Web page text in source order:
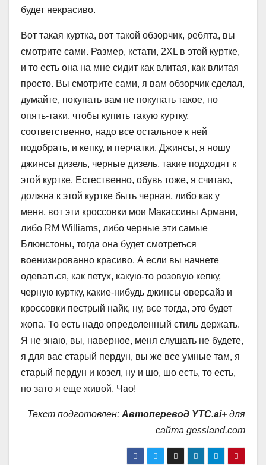
будет некрасиво.
Вот такая куртка, вот такой обзорчик, ребята, вы
смотрите сами. Размер, кстати, 2XL в этой куртке,
и то есть она на мне сидит как влитая, как влитая
просто. Вы смотрите сами, я вам обзорчик сделал,
думайте, покупать вам не покупать такое, но
опять-таки, чтобы купить такую куртку,
соответственно, надо все остальное к ней
подобрать, и кепку, и перчатки. Джинсы, я ношу
джинсы дизель, черные дизель, такие подходят к
этой куртке. Естественно, обувь тоже, я считаю,
должна к этой куртке быть черная, либо как у
меня, вот эти кроссовки мои Макассины Армани,
либо RM Williams, либо черные эти самые
Блюнстоны, тогда она будет смотреться
военизированно красиво. А если вы начнете
одеваться, как петух, какую-то розовую кепку,
черную куртку, какие-нибудь джинсы оверсайз и
кроссовки пестрый найк, ну, все тогда, это будет
жопа. То есть надо определенный стиль держать.
Я не знаю, вы, наверное, меня слушать не будете,
я для вас старый пердун, вы же все умные там, я
старый пердун и козел, ну и шо, шо есть, то есть,
но зато я еще живой. Чао!
Текст подготовлен: Автоперевод YTC.ai+ для
сайта gessland.com